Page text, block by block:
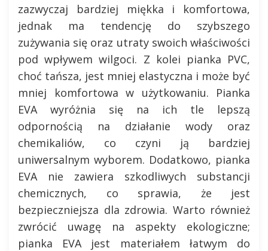
zazwyczaj bardziej miękka i komfortowa,
jednak ma tendencję do szybszego
zużywania się oraz utraty swoich właściwości
pod wpływem wilgoci. Z kolei pianka PVC,
choć tańsza, jest mniej elastyczna i może być
mniej komfortowa w użytkowaniu. Pianka
EVA wyróżnia się na ich tle lepszą
odpornością na działanie wody oraz
chemikaliów, co czyni ją bardziej
uniwersalnym wyborem. Dodatkowo, pianka
EVA nie zawiera szkodliwych substancji
chemicznych, co sprawia, że jest
bezpieczniejsza dla zdrowia. Warto również
zwrócić uwagę na aspekty ekologiczne;
pianka EVA jest materiałem łatwym do